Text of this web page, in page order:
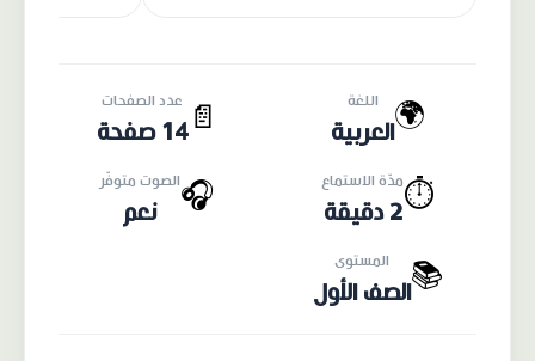
🌍 اللغة
العربية 📄
عدد الصفحات
14 صفحة
⏱️مدّة الاستماع
2 دقيقة
🎧الصوت متوفّر
نعم
📚 المستوى
الصف الأول